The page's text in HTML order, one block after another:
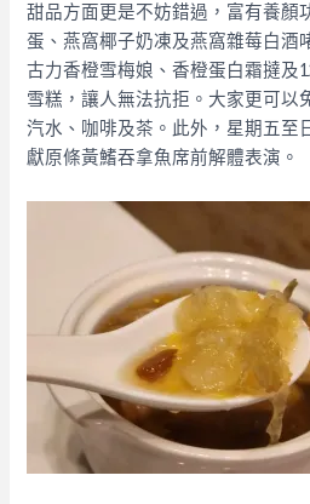
甜品方面更是不妨錯過，富有養顏
蛋、燕窩椰子奶凍及燕窩雜莓白酒
古力香橙雪梅娘、香橙蛋白霜撻及
雪糕，讓人無法抗拒。大家更可以
汽水、咖啡及茶。此外，星期五至
獻原條黃鰭吞拿魚席前解體表演。